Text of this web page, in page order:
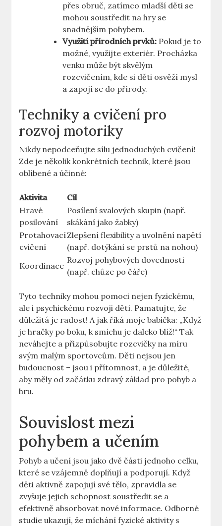
přes obruč, zatímco mladší děti se
mohou soustředit na hry se
snadnějším pohybem.
Využití přírodních prvků: Pokud je to
možné, využijte exteriér. Procházka
venku může být skvělým
rozcvičením, kde si děti osvěží mysl
a zapojí se do přírody.
Techniky a cvičení pro
rozvoj motoriky
Nikdy nepodceňujte sílu jednoduchých cvičení!
Zde je několik konkrétních technik, které jsou
oblíbené a účinné:
Aktivita
Cíl
Hravé
posilování
Posílení svalových skupin (např.
skákání jako žabky)
Protahovací
cvičení
Zlepšení flexibility a uvolnění napětí
(např. dotýkání se prstů na nohou)
Koordinace
Rozvoj pohybových dovedností
(např. chůze po čáře)
Tyto techniky mohou pomoci nejen fyzickému,
ale i psychickému rozvoji dětí. Pamatujte, že
důležitá je radost! A jak říká moje babička: „Když
je hračky po boku, k smíchu je daleko blíž!“ Tak
neváhejte a přizpůsobujte rozcvičky na míru
svým malým sportovcům. Děti nejsou jen
budoucnost – jsou i přítomnost, a je důležité,
aby měly od začátku zdravý základ pro pohyb a
hru.
Souvislost mezi
pohybem a učením
Pohyb a učení jsou jako dvě části jednoho celku,
které se vzájemně doplňují a podporují. Když
děti aktivně zapojují své tělo, zpravidla se
zvyšuje jejich schopnost soustředit se a
efektivně absorbovat nové informace. Odborné
studie ukazují, že míchání fyzické aktivity s